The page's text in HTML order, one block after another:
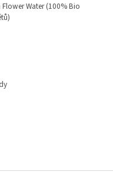
Water (100% Bio